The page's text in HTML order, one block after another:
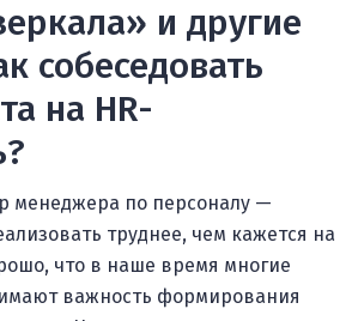
и другие
собеседовать
на HR-
менеджера по персоналу —
труднее, чем кажется на
что в наше время многие
важность формирования